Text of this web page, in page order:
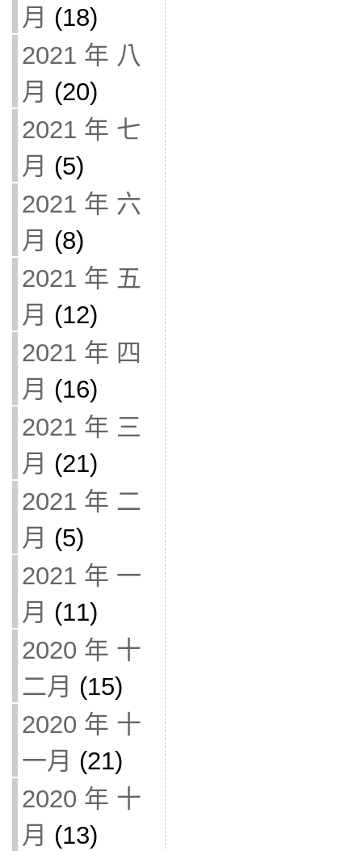
月 (18)
2021 年 八
月 (20)
2021 年 七
月 (5)
2021 年 六
月 (8)
2021 年 五
月 (12)
2021 年 四
月 (16)
2021 年 三
月 (21)
2021 年 二
月 (5)
2021 年 一
月 (11)
2020 年 十
二月 (15)
2020 年 十
一月 (21)
2020 年 十
月 (13)